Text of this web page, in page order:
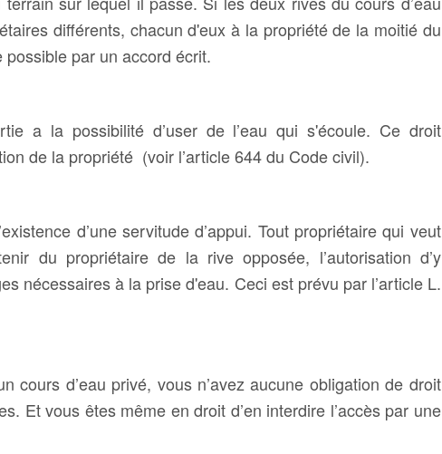
différents, chacun d'eux à la propriété de la moitié du
par un accord écrit.
a la possibilité d’user de l’eau qui s'écoule. Ce droit
de la propriété (voir l’article 644 du Code civil).
d’une servitude d’appui. Tout propriétaire qui veut
du propriétaire de la rive opposée, l’autorisation d’y
nécessaires à la prise d'eau. Ceci est prévu par l’article L.
cours d’eau privé, vous n’avez aucune obligation de droit
Et vous êtes même en droit d’en interdire l’accès par une